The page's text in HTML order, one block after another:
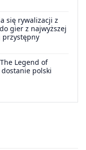
się rywalizacji z
gier z najwyższej
przystępny
Legend of
polski